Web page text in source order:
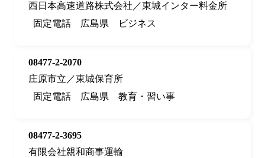
西日本高速道路株式会社／東城インター料金所
固定電話
広島県 ビジネス
08477-2-2070
庄原市立／東城保育所
固定電話
広島県 教育・習い事
08477-2-3695
有限会社親和商事運輸